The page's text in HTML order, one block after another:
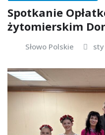
Spotkanie
żytomierskim
Słowo Polskie